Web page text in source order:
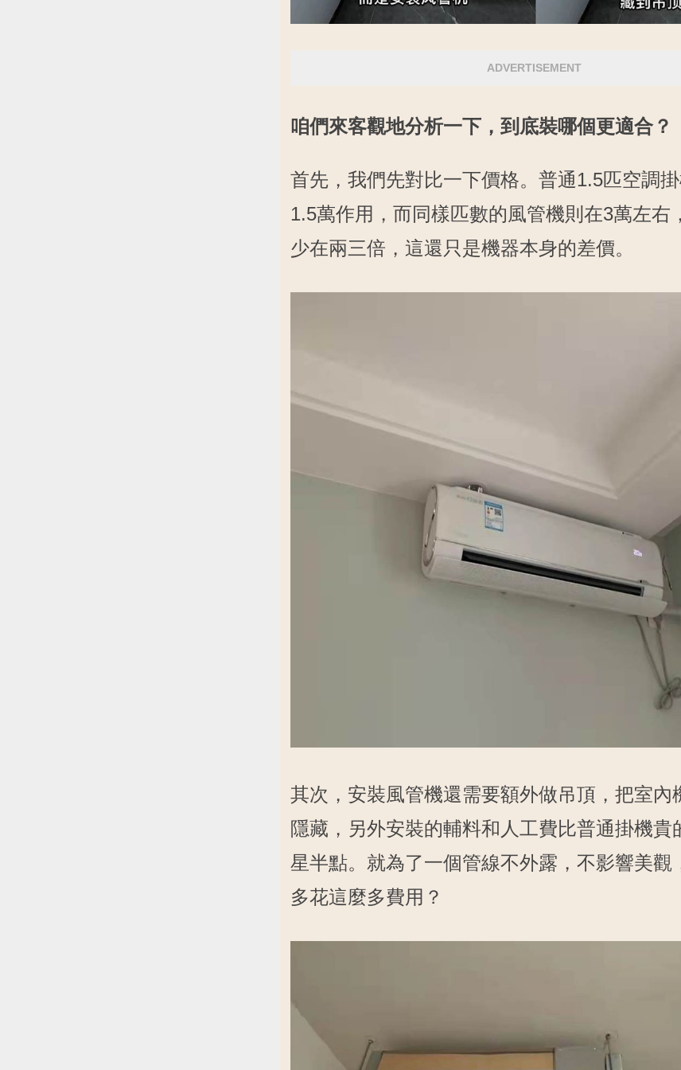
ADVERTISEMENT
咱們來客觀地分析一下，到底裝哪個更適合？
首先，我們先對比一下價格。普通1.5匹空調
1.5萬作用，而同樣匹數的風管機則在3萬左右
少在兩三倍，這還只是機器本身的差價。
其次，安裝風管機還需要額外做吊頂，把室內
隱藏，另外安裝的輔料和人工費比普通掛機貴
星半點。就為了一個管線不外露，不影響美觀
多花這麼多費用？